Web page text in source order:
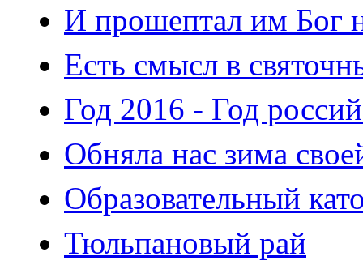
И прошептал им Бог
Есть смысл в
Год 2016 - Год
Обняла нас зима
Образовательный
Тюльпановый рай